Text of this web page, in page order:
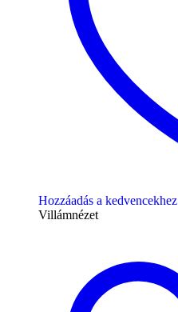
Hozzáadás a kedvencekhez
Villámnézet